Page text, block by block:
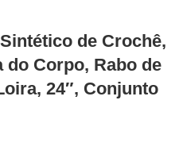
de Crochê,
do Corpo, Rabo de
24″, Conjunto